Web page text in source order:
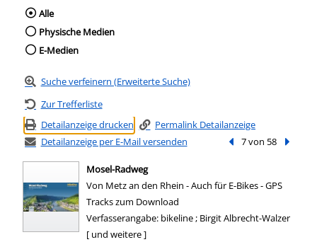
Wählen Sie die Medienart nach der Sie
Alle
Physische Medien
E-Medien
Suche verfeinern (Erweiterte Suche)
Zur Trefferliste
Detailanzeige drucken
Permalink Detailanzeige
Detailanzeige per E-Mail versenden
Vorheriger Treffer
7 von 58
Mosel-Radweg
Von Metz an den Rhein - Auch für E-Bikes - GPS
Tracks zum Download
Suche nach diesem Verfasser
Verfasserangabe: bikeline ; Birgit Albrecht-Walzer
[ und weitere ]